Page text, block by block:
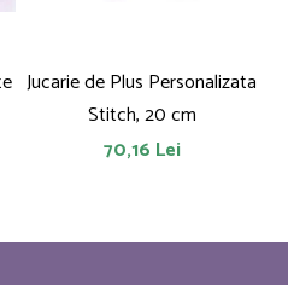
Jucarie de Plus Personalizata
Stitch, 20 cm
70,16 Lei